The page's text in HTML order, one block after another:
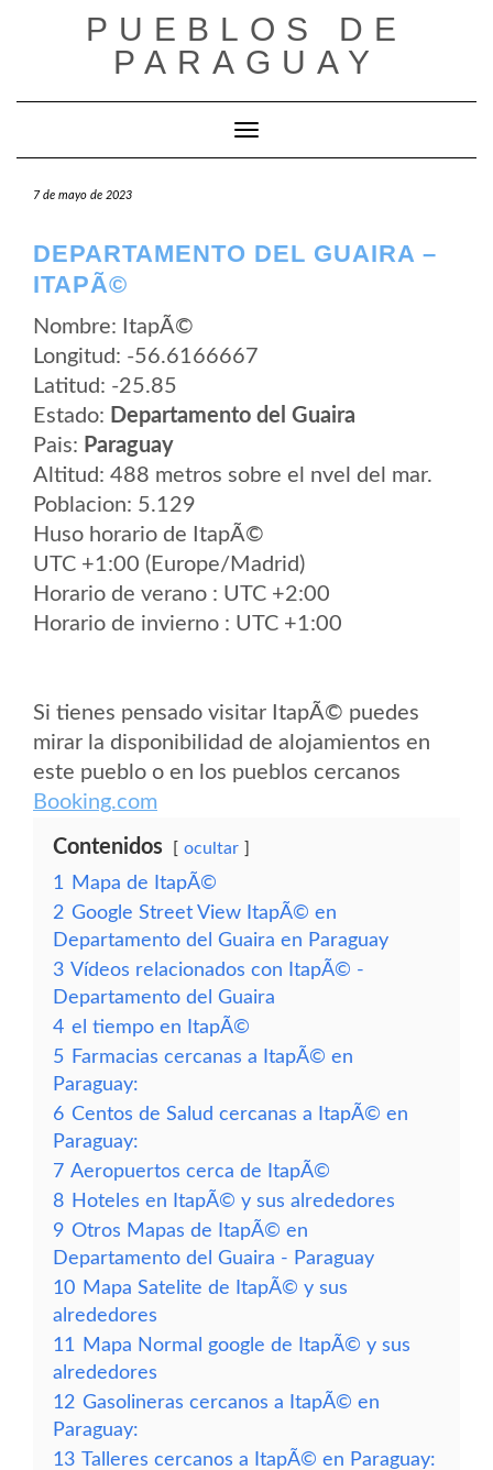
PUEBLOS DE
PARAGUAY
Cambiar modo de navegación
7 de mayo de 2023
DEPARTAMENTO DEL GUAIRA –
ITAPÃ©
Nombre: ItapÃ©
Longitud: -56.6166667
Latitud: -25.85
Estado: Departamento del Guaira
Pais: Paraguay
Altitud: 488 metros sobre el nvel del mar.
Poblacion: 5.129
Huso horario de ItapÃ©
UTC +1:00 (Europe/Madrid)
Horario de verano : UTC +2:00
Horario de invierno : UTC +1:00
Si tienes pensado visitar ItapÃ© puedes
mirar la disponibilidad de alojamientos en
este pueblo o en los pueblos cercanos
Booking.com
Contenidos ocultar
1
Mapa de ItapÃ©
2 Google Street View ItapÃ© en
Departamento del Guaira en Paraguay
3 Vídeos relacionados con ItapÃ© -
Departamento del Guaira
4 el tiempo en ItapÃ©
5 Farmacias cercanas a ItapÃ© en
Paraguay:
6 Centos de Salud cercanas a ItapÃ© en
Paraguay:
7 Aeropuertos cerca de ItapÃ©
8 Hoteles en ItapÃ© y sus alrededores
9 Otros Mapas de ItapÃ© en
Departamento del Guaira - Paraguay
10 Mapa Satelite de ItapÃ© y sus
alrededores
11
Mapa Normal google de ItapÃ© y sus
alrededores
12 Gasolineras cercanos a ItapÃ© en
Paraguay:
13 Talleres cercanos a ItapÃ© en Paraguay: